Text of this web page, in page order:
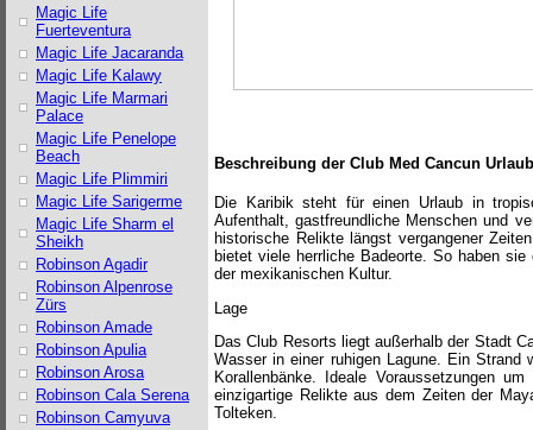
Magic Life
Fuerteventura
Magic Life Jacaranda
Magic Life Kalawy
Magic Life Marmari
Palace
Magic Life Penelope
Beach
Magic Life Plimmiri
Magic Life Sarigerme
Magic Life Sharm el
Sheikh
Robinson Agadir
Robinson Alpenrose
Zürs
Robinson Amade
Robinson Apulia
Robinson Arosa
Robinson Cala Serena
Robinson Camyuva
Beschreibung der Club Med Cancun Urlaub
Die Karibik steht für einen Urlaub in
Aufenthalt, gastfreundliche Menschen und
historische Relikte längst vergangener
bietet viele herrliche Badeorte. So haben
der mexikanischen Kultur.
Lage
Das Club Resorts liegt außerhalb der Stadt
Wasser in einer ruhigen Lagune. Ein
Korallenbänke. Ideale Voraussetzungen
einzigartige Relikte aus dem Zeiten der
Tolteken.